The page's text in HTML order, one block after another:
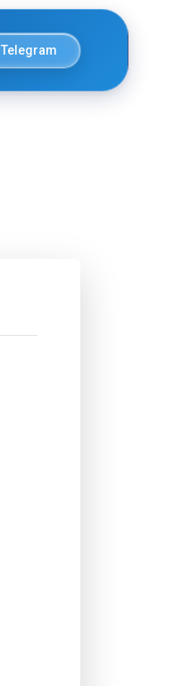
Telegram